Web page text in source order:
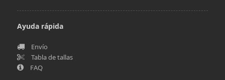
Ayuda rápida
Envío
Tabla de tallas
FAQ